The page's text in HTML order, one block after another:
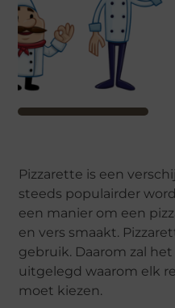
Pizzarette is een
steeds populairder
een manier om een
en vers smaakt.
gebruik. Daarom zal
uitgelegd waarom elk
moet kiezen.